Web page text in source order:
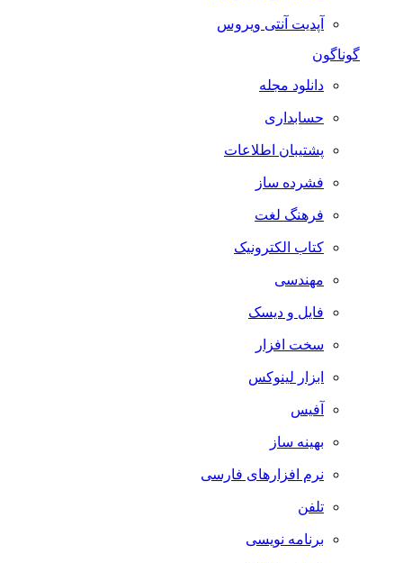
آپدیت آنتی ویروس
گوناگون
دانلود مجله
حسابداری
پشتیبان اطلاعات
فشرده ساز
فرهنگ لغت
کتاب الکترونیک
مهندسی
فایل و دیسک
سخت افزار
ابزار لینوکس
آفیس
بهینه ساز
نرم افزارهای فارسی
تلفن
برنامه نویسی